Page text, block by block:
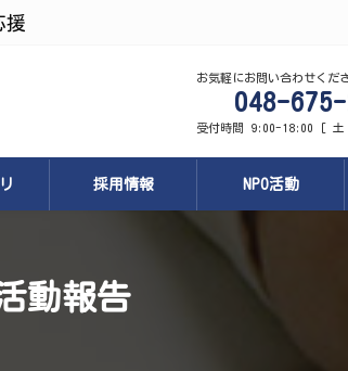
援
お気軽にお問い合わせくだ
048-
受付時間 9:00-18:00 [ 土
採用情報 NPO活動
動報告